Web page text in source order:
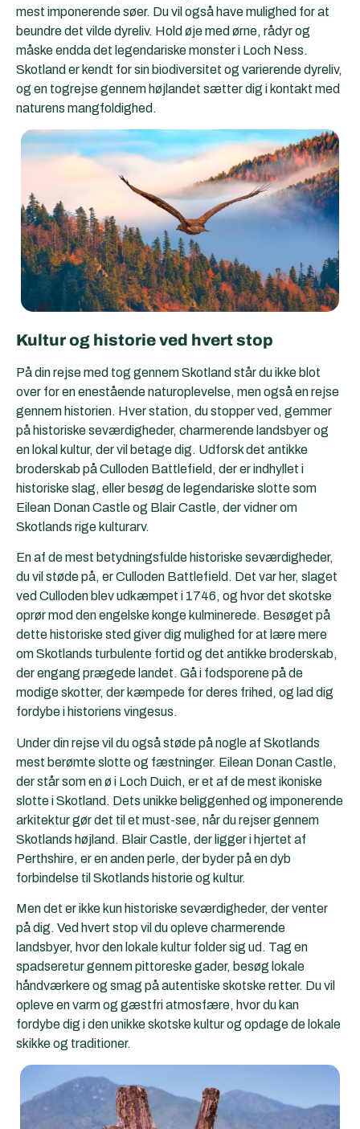
mest imponerende søer. Du vil også have mulighed for at
beundre det vilde dyreliv. Hold øje med ørne, rådyr og
måske endda det legendariske monster i Loch Ness.
Skotland er kendt for sin biodiversitet og varierende dyreliv,
og en togrejse gennem højlandet sætter dig i kontakt med
naturens mangfoldighed.
Kultur og historie ved hvert stop
På din rejse med tog gennem Skotland står du ikke blot
over for en enestående naturoplevelse, men også en rejse
gennem historien. Hver station, du stopper ved, gemmer
på historiske seværdigheder, charmerende landsbyer og
en lokal kultur, der vil betage dig. Udforsk det antikke
broderskab på Culloden Battlefield, der er indhyllet i
historiske slag, eller besøg de legendariske slotte som
Eilean Donan Castle og Blair Castle, der vidner om
Skotlands rige kulturarv.
En af de mest betydningsfulde historiske seværdigheder,
du vil støde på, er Culloden Battlefield. Det var her, slaget
ved Culloden blev udkæmpet i 1746, og hvor det skotske
oprør mod den engelske konge kulminerede. Besøget på
dette historiske sted giver dig mulighed for at lære mere
om Skotlands turbulente fortid og det antikke broderskab,
der engang prægede landet. Gå i fodsporene på de
modige skotter, der kæmpede for deres frihed, og lad dig
fordybe i historiens vingesus.
Under din rejse vil du også støde på nogle af Skotlands
mest berømte slotte og fæstninger. Eilean Donan Castle,
der står som en ø i Loch Duich, er et af de mest ikoniske
slotte i Skotland. Dets unikke beliggenhed og imponerende
arkitektur gør det til et must-see, når du rejser gennem
Skotlands højland. Blair Castle, der ligger i hjertet af
Perthshire, er en anden perle, der byder på en dyb
forbindelse til Skotlands historie og kultur.
Men det er ikke kun historiske seværdigheder, der venter
på dig. Ved hvert stop vil du opleve charmerende
landsbyer, hvor den lokale kultur folder sig ud. Tag en
spadseretur gennem pittoreske gader, besøg lokale
håndværkere og smag på autentiske skotske retter. Du vil
opleve en varm og gæstfri atmosfære, hvor du kan
fordybe dig i den unikke skotske kultur og opdage de lokale
skikke og traditioner.